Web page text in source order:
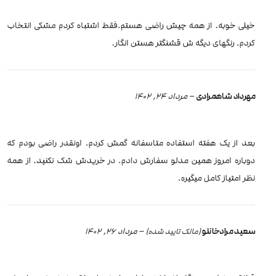
خیلی خوبه. از همه چیش راضی هستم.فقط اشتباه کردم مشکی انتخاب
کردم. رنگهای دیگه ش قشنگتر هستن انگار.
مهرداد شاهمرادی–مرداد 24, 1402
بعد از یک هفته استفاده متاسفانه گمش کردم. اونقدر راضی بودم که
دوباره امروز همین مدلو سفارش دادم. در خریدش شک نکنید. از همه
نظر امتیاز کامل میگیره.
سعید مرادخانلو(مالک تایید شده) – مرداد 26, 1402